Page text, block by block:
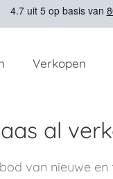
Verkopen
al
van nieuwe